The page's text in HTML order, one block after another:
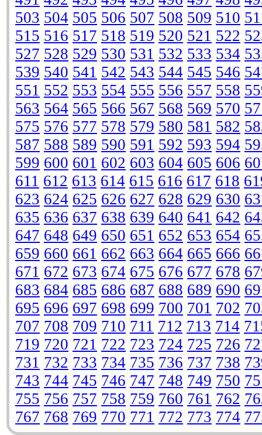
503 504 505 506 507 508 509 510
515 516 517 518 519 520 521 522
527 528 529 530 531 532 533 534
539 540 541 542 543 544 545 546
551 552 553 554 555 556 557 558
563 564 565 566 567 568 569 570
575 576 577 578 579 580 581 582
587 588 589 590 591 592 593 594
599 600 601 602 603 604 605 606
611 612 613 614 615 616 617 618
623 624 625 626 627 628 629 630
635 636 637 638 639 640 641 642
647 648 649 650 651 652 653 654
659 660 661 662 663 664 665 666
671 672 673 674 675 676 677 678
683 684 685 686 687 688 689 690
695 696 697 698 699 700 701 702
707 708 709 710 711 712 713 714
719 720 721 722 723 724 725 726
731 732 733 734 735 736 737 738
743 744 745 746 747 748 749 750
755 756 757 758 759 760 761 762
767 768 769 770 771 772 773 774